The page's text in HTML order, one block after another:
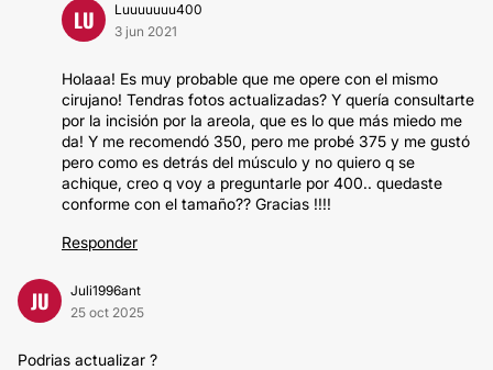
LU
Luuuuuuu400
3 jun 2021
Holaaa! Es muy probable que me opere con el mismo
cirujano! Tendras fotos actualizadas? Y quería consultarte
por la incisión por la areola, que es lo que más miedo me
da! Y me recomendó 350, pero me probé 375 y me gustó
pero como es detrás del músculo y no quiero q se
achique, creo q voy a preguntarle por 400.. quedaste
conforme con el tamaño?? Gracias !!!!
Responder
JU
Juli1996ant
25 oct 2025
Podrias actualizar ?